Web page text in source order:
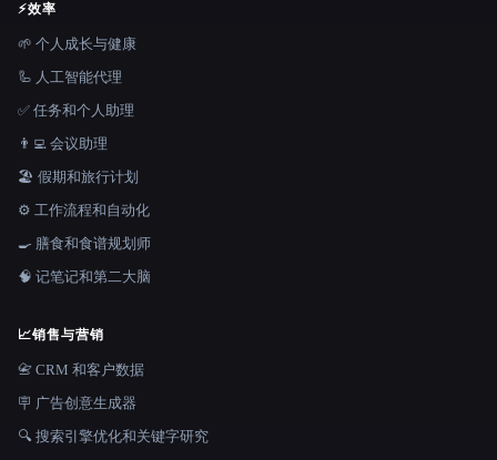
⚡效率
🌱 个人成长与健康
🦾 人工智能代理
✅ 任务和个人助理
👨‍💻 会议助理
🏖 假期和旅行计划
⚙️ 工作流程和自动化
🍳 膳食和食谱规划师
🧠 记笔记和第二大脑
📈销售与营销
📇 CRM 和客户数据
🪧 广告创意生成器
🔍 搜索引擎优化和关键字研究